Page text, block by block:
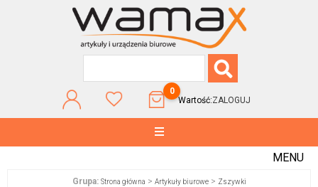
0
Wartość:ZALOGUJ
MENU
Grupa: Strona główna > Artykuły biurowe> Zszywki